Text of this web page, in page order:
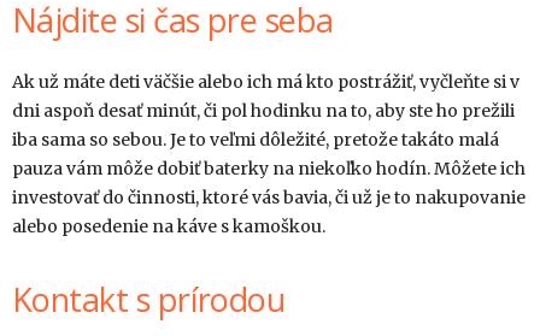
Nájdite si čas pre seba
Ak už máte deti väčšie alebo ich má kto postrážiť, vyčleňte si v
dni aspoň desať minút, či pol hodinku na to, aby ste ho prežili
iba sama so sebou. Je to veľmi dôležité, pretože takáto malá
pauza vám môže dobiť baterky na niekoľko hodín. Môžete ich
investovať do činnosti, ktoré vás bavia, či už je to nakupovanie
alebo posedenie na káve s kamoškou.
Kontakt s prírodou